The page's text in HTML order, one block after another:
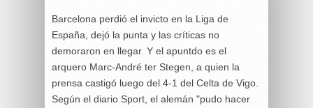
Barcelona perdió el invicto en la Liga de
España, dejó la punta y las críticas no
demoraron en llegar. Y el apuntdo es el
arquero Marc-André ter Stegen, a quien la
prensa castigó luego del 4-1 del Celta de Vigo.
Según el diario Sport, el alemán "pudo hacer